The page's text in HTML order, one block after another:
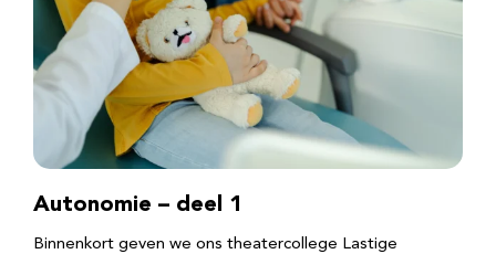
Autonomie – deel 1
Binnenkort geven we ons theatercollege Lastige